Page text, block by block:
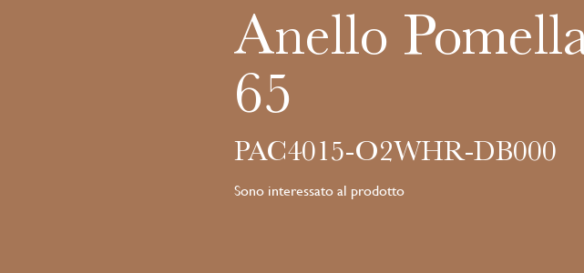
Anello
65
PAC4015-O2WHR-DB000
Sono interessato al prodotto